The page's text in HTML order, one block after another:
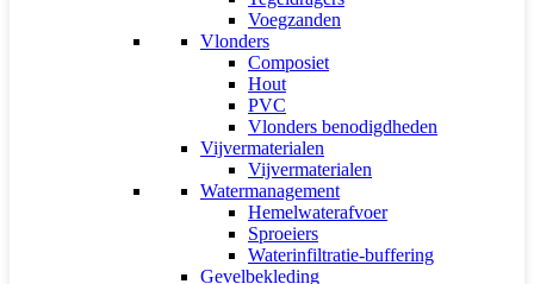
Voegzanden
Vlonders
Composiet
Hout
PVC
Vlonders benodigdheden
Vijvermaterialen
Vijvermaterialen
Watermanagement
Hemelwaterafvoer
Sproeiers
Waterinfiltratie-buffering
Gevelbekleding